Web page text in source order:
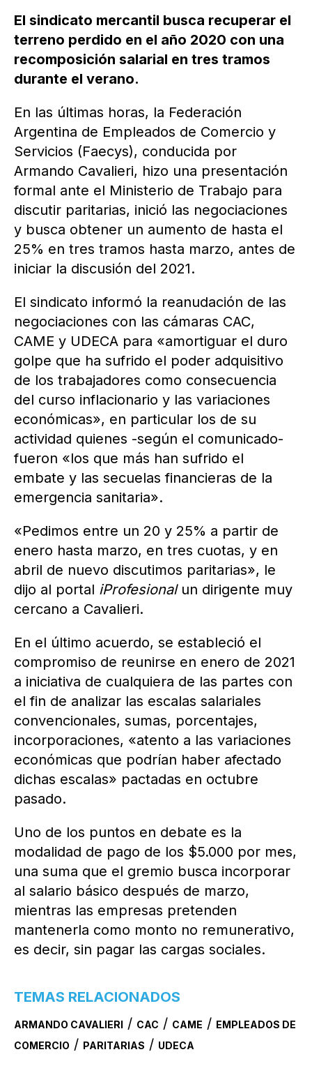
El sindicato mercantil busca recuperar el
terreno perdido en el año 2020 con una
recomposición salarial en tres tramos
durante el verano.
En las últimas horas, la Federación
Argentina de Empleados de Comercio y
Servicios (Faecys), conducida por
Armando Cavalieri, hizo una presentación
formal ante el Ministerio de Trabajo para
discutir paritarias, inició las negociaciones
y busca obtener un aumento de hasta el
25% en tres tramos hasta marzo, antes de
iniciar la discusión del 2021.
El sindicato informó la reanudación de las
negociaciones con las cámaras CAC,
CAME y UDECA para «amortiguar el duro
golpe que ha sufrido el poder adquisitivo
de los trabajadores como consecuencia
del curso inflacionario y las variaciones
económicas», en particular los de su
actividad quienes -según el comunicado-
fueron «los que más han sufrido el
embate y las secuelas financieras de la
emergencia sanitaria».
«Pedimos entre un 20 y 25% a partir de
enero hasta marzo, en tres cuotas, y en
abril de nuevo discutimos paritarias», le
dijo al portal iProfesionalun dirigente muy
cercano a Cavalieri.
En el último acuerdo, se estableció el
compromiso de reunirse en enero de 2021
a iniciativa de cualquiera de las partes con
el fin de analizar las escalas salariales
convencionales, sumas, porcentajes,
incorporaciones, «atento a las variaciones
económicas que podrían haber afectado
dichas escalas» pactadas en octubre
pasado.
Uno de los puntos en debate es la
modalidad de pago de los $5.000 por mes,
una suma que el gremio busca incorporar
al salario básico después de marzo,
mientras las empresas pretenden
mantenerla como monto no remunerativo,
es decir, sin pagar las cargas sociales.
TEMAS RELACIONADOS
ARMANDO CAVALIERI / CAC / CAME / EMPLEADOS DE
COMERCIO / PARITARIAS / UDECA